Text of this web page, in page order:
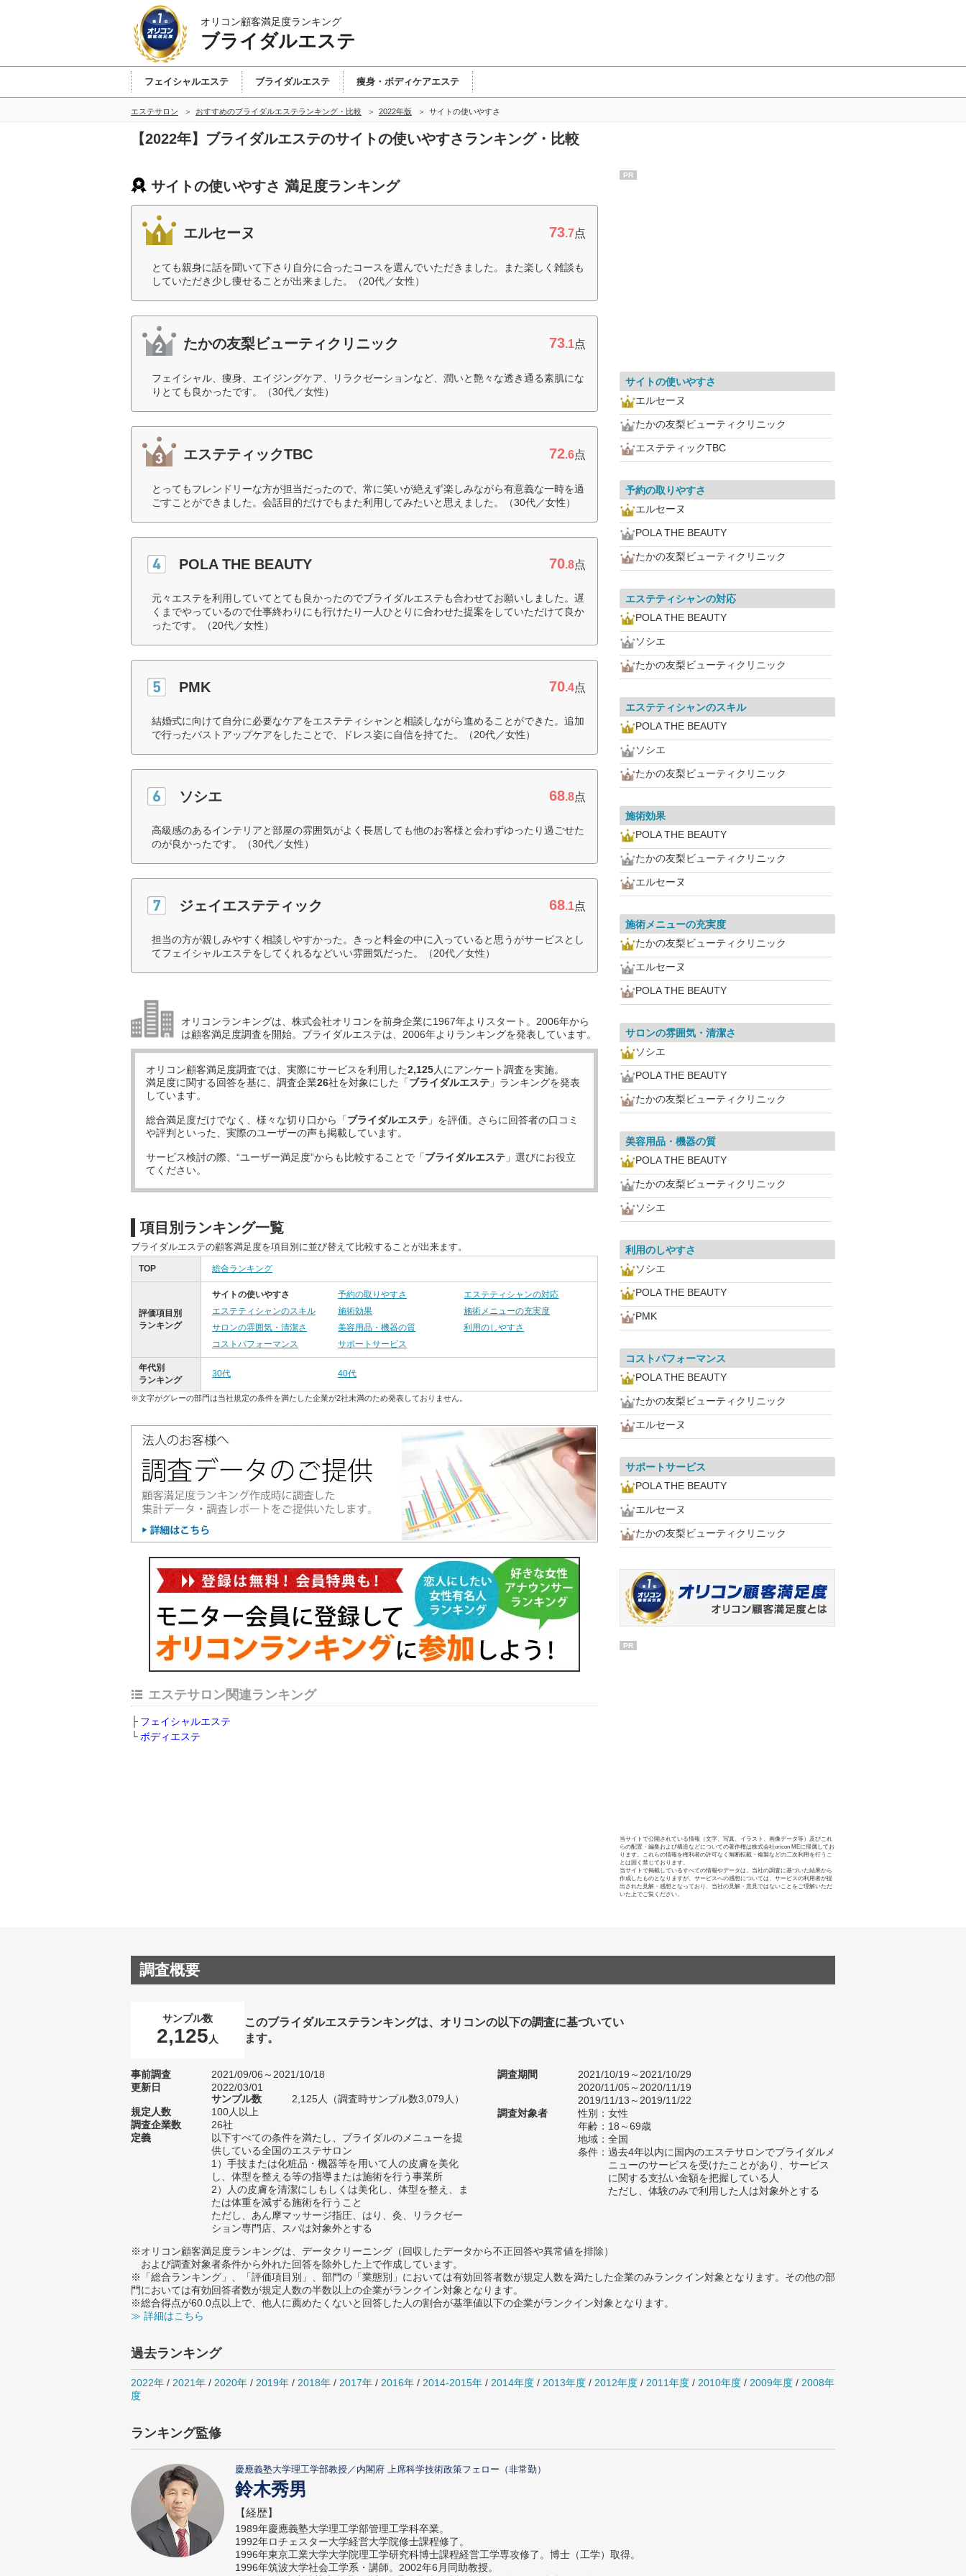
オリコン顧客満足度ランキング
ブライダルエステ
フェイシャルエステ ブライダルエステ 痩身・ボディケアエステ
エステサロン おすすめのブライダルエステランキング・比較 2022年版 サイトの使いやすさ
【2022年】ブライダルエステのサイトの使いやすさランキング・比較
サイトの使いやすさ 満足度ランキング
エルセーヌ 73.7点
とても親身に話を聞いて下さり自分に合ったコースを選んでいただきました。また楽しく雑談も
していただき少し痩せることが出来ました。（20代／女性）
たかの友梨ビューティクリニック 73.1点
フェイシャル、痩身、エイジングケア、リラクゼーションなど、潤いと艶々な透き通る素肌にな
りとても良かったです。（30代／女性）
エステティックTBC 72.6点
とってもフレンドリーな方が担当だったので、常に笑いが絶えず楽しみながら有意義な一時を過
ごすことができました。会話目的だけでもまた利用してみたいと思えました。（30代／女性）
POLA THE BEAUTY 70.8点
元々エステを利用していてとても良かったのでブライダルエステも合わせてお願いしました。遅
くまでやっているので仕事終わりにも行けたり一人ひとりに合わせた提案をしていただけて良か
ったです。（20代／女性）
PMK 70.4点
結婚式に向けて自分に必要なケアをエステティシャンと相談しながら進めることができた。追加
で行ったバストアップケアをしたことで、ドレス姿に自信を持てた。（20代／女性）
ソシエ 68.8点
高級感のあるインテリアと部屋の雰囲気がよく長居しても他のお客様と会わずゆったり過ごせた
のが良かったです。（30代／女性）
ジェイエステティック 68.1点
担当の方が親しみやすく相談しやすかった。きっと料金の中に入っていると思うがサービスとし
てフェイシャルエステをしてくれるなどいい雰囲気だった。（20代／女性）
オリコンランキングは、株式会社オリコンを前身企業に1967年よりスタート。2006年から
は顧客満足度調査を開始。ブライダルエステは、2006年よりランキングを発表しています。
オリコン顧客満足度調査では、実際にサービスを利用した2,125人にアンケート調査を実施。
満足度に関する回答を基に、調査企業26社を対象にした「ブライダルエステ 」ランキングを発表
しています。
総合満足度だけでなく、様々な切り口から「ブライダルエステ 」を評価。さらに回答者の口コミ
や評判といった、実際のユーザーの声も掲載しています。
サービス検討の際、“ユーザー満足度”からも比較することで「ブライダルエステ 」選びにお役立
てください。
項目別ランキング一覧
ブライダルエステの顧客満足度を項目別に並び替えて比較することが出来ます。
TOP 総合ランキング
評価項目別
ランキング
サイトの使いやすさ 予約の取りやすさ
エステティシャンの対応
エステティシャンのスキル
施術効果
施術メニューの充実度
サロンの雰囲気・清潔さ
美容用品・機器の質
利用のしやすさ
コストパフォーマンス
サポートサービス
年代別
ランキング
30代 40代
※文字がグレーの部門は当社規定の条件を満たした企業が2社未満のため発表しておりません。
エステサロン関連ランキング
フェイシャルエステ
ボディエステ
PR
サイトの使いやすさ
エルセーヌ
たかの友梨ビューティクリニック
エステティックTBC
予約の取りやすさ
エルセーヌ
POLA THE BEAUTY
たかの友梨ビューティクリニック
エステティシャンの対応
POLA THE BEAUTY
ソシエ
たかの友梨ビューティクリニック
エステティシャンのスキル
POLA THE BEAUTY
ソシエ
たかの友梨ビューティクリニック
施術効果
POLA THE BEAUTY
たかの友梨ビューティクリニック
エルセーヌ
施術メニューの充実度
たかの友梨ビューティクリニック
エルセーヌ
POLA THE BEAUTY
サロンの雰囲気・清潔さ
ソシエ
POLA THE BEAUTY
たかの友梨ビューティクリニック
美容用品・機器の質
POLA THE BEAUTY
たかの友梨ビューティクリニック
ソシエ
利用のしやすさ
ソシエ
POLA THE BEAUTY
PMK
コストパフォーマンス
POLA THE BEAUTY
たかの友梨ビューティクリニック
エルセーヌ
サポートサービス
POLA THE BEAUTY
エルセーヌ
たかの友梨ビューティクリニック
PR
当サイトで公開されている情報（文字、写真、イラスト、画像データ等）及びこれ
らの配置・編集および構造などについての著作権は株式会社oricon MEに帰属してお
ります。これらの情報を権利者の許可なく無断転載・複製などの二次利用を行うこ
とは固く禁じております。
当サイトで掲載しているすべての情報やデータは、当社の調査に基づいた結果から
作成したものとなりますが、サービスへの感想については、サービスの利用者が提
出された見解・感想となっており、当社の見解・意見ではないことをご理解いただ
いた上でご覧ください。
調査概要
サンプル数
2,125 人
このブライダルエステランキングは、オリコンの以下の調査に基づいてい
ます。
事前調査
2021/09/06～2021/10/18
更新日
2022/03/01
サンプル数
2,125人（調査時サンプル数3,079人）
規定人数
100人以上
調査企業数
26社
定義
以下すべての条件を満たし、ブライダルのメニューを提
供している全国のエステサロン
1）手技または化粧品・機器等を用いて人の皮膚を美化
し、体型を整える等の指導または施術を行う事業所
2）人の皮膚を清潔にしもしくは美化し、体型を整え、ま
たは体重を減ずる施術を行うこと
ただし、あん摩マッサージ指圧、はり、灸、リラクゼー
ション専門店、スパは対象外とする
調査期間
2021/10/19～2021/10/29
2020/11/05～2020/11/19
2019/11/13～2019/11/22
調査対象者
性別：女性
年齢：18～69歳
地域：全国
条件：過去4年以内に国内のエステサロンでブライダルメ
ニューのサービスを受けたことがあり、サービス
に関する支払い金額を把握している人
ただし、体験のみで利用した人は対象外とする
※オリコン顧客満足度ランキングは、データクリーニング（回収したデータから不正回答や異常値を排除）
および調査対象者条件から外れた回答を除外した上で作成しています。
※「総合ランキング」、「評価項目別」、部門の「業態別」においては有効回答者数が規定人数を満たした企業のみランクイン対象となります。その他の部
門においては有効回答者数が規定人数の半数以上の企業がランクイン対象となります。
※総合得点が60.0点以上で、他人に薦めたくないと回答した人の割合が基準値以下の企業がランクイン対象となります。
≫ 詳細はこちら
過去ランキング
2022年 / 2021年 / 2020年 / 2019年 / 2018年 / 2017年 / 2016年 / 2014-2015年 / 2014年度 / 2013年度 / 2012年度 / 2011年度 / 2010年度 / 2009年度 / 2008年
度
ランキング監修
慶應義塾大学理工学部教授／内閣府 上席科学技術政策フェロー（非常勤）
鈴木秀男
【経歴】
1989年慶應義塾大学理工学部管理工学科卒業。
1992年ロチェスター大学経営大学院修士課程修了。
1996年東京工業大学大学院理工学研究科博士課程経営工学専攻修了。博士（工学）取得。
1996年筑波大学社会工学系・講師。2002年6月同助教授。